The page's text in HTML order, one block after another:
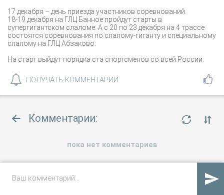
17 декабря – день приезда участников соревнований.
18-19 декабря на ГЛЦ Банное пройдут старты в
супергигантском слаломе. А с 20 по 23 декабря на 4 трассе
состоятся соревнования по слалому-гиганту и специальному
слалому на ГЛЦ Абзаково.
На старт выйдут порядка ста спортсменов со всей России.
ПОЛУЧАТЬ КОММЕНТАРИИ
Комментарии:
пока нет комментариев
Другие новости: 